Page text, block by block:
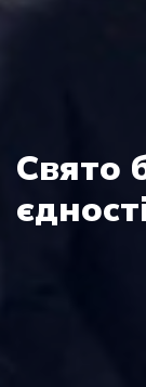
Свято